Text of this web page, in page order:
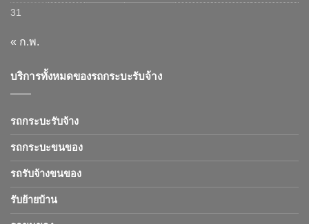
31
« ก.พ.
บริการทั้งหมดของรถกระบะรับจ้าง
รถกระบะรับจ้าง
รถกระบะขนของ
รถรับจ้างขนของ
รับย้ายบ้าน